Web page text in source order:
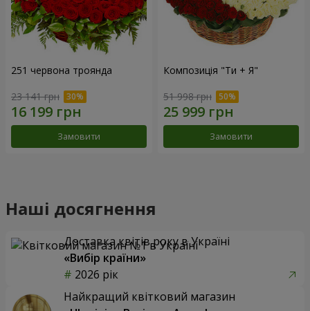
251 червона троянда
23 141 грн
Замовити
Композиція "Ти + Я"
51 998 грн
Замовити
Наші досягнення
Доставка квітів року в Україні
«Вибір країни»
2026 рік
Найкращий квітковий магазин